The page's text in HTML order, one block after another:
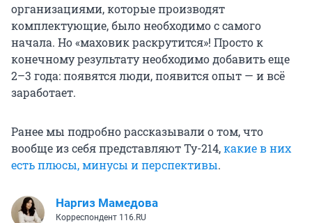
организациями, которые производят
комплектующие, было необходимо с самого
начала. Но «маховик раскрутится»! Просто к
конечному результату необходимо добавить еще
2–3 года: появятся люди, появится опыт — и всё
заработает.
Ранее мы подробно рассказывали о том, что
вообще из себя представляют Ту-214,какие в них
есть плюсы, минусы и перспективы.
Наргиз Мамедова
Корреспондент 116.RU